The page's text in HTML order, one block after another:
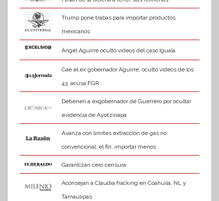
Trump pone trabas para importar productos
mexicanos
Ángel Aguirre ocultó videos del caso Iguala
Cae el ex gobernador Aguirre; ocultó videos de los
43, acusa FGR
Detienen a exgobernador de Guerrero por ocultar
evidencia de Ayotzinapa
Avanza con límites extracción de gas no
convencional; el fin, importar menos
Garantizan cero censura
Aconsejan a Claudia fracking en Coahuila, NL y
Tamaulipas